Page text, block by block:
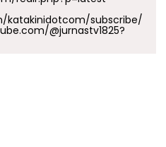
katakinidotcom/subscribe/
@jurnastv1825?